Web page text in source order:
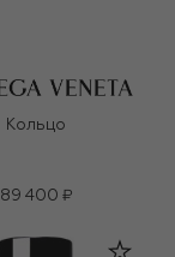
Кольцо
89 400 ₽